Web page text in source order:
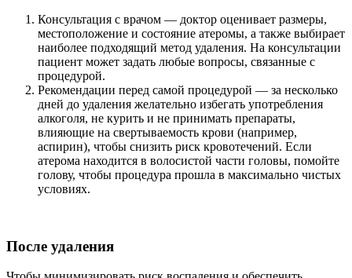
Консультация с врачом — доктор оценивает размеры,
местоположение и состояние атеромы, а также выбирает
наиболее подходящий метод удаления. На консультации
пациент может задать любые вопросы, связанные с
процедурой.
Рекомендации перед самой процедурой — за несколько
дней до удаления желательно избегать употребления
алкоголя, не курить и не принимать препараты,
влияющие на свертываемость крови (например,
аспирин), чтобы снизить риск кровотечений. Если
атерома находится в волосистой части головы, помойте
голову, чтобы процедура прошла в максимально чистых
условиях.
После удаления